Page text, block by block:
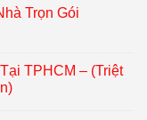
Trọn Gói
TPHCM – (Triệt